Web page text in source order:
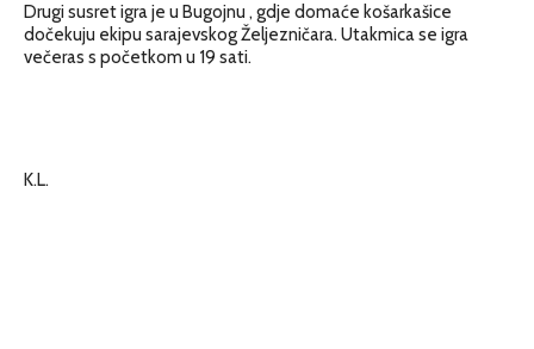
Drugi susret igra je u Bugojnu , gdje domaće košarkašice
dočekuju ekipu sarajevskog Željezničara. Utakmica se igra
večeras s početkom u 19 sati.
K.L.